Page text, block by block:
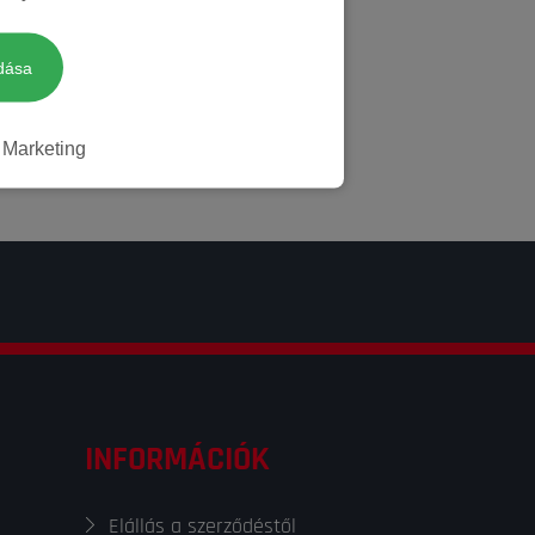
Marketing
INFORMÁCIÓK
Elállás a szerződéstől